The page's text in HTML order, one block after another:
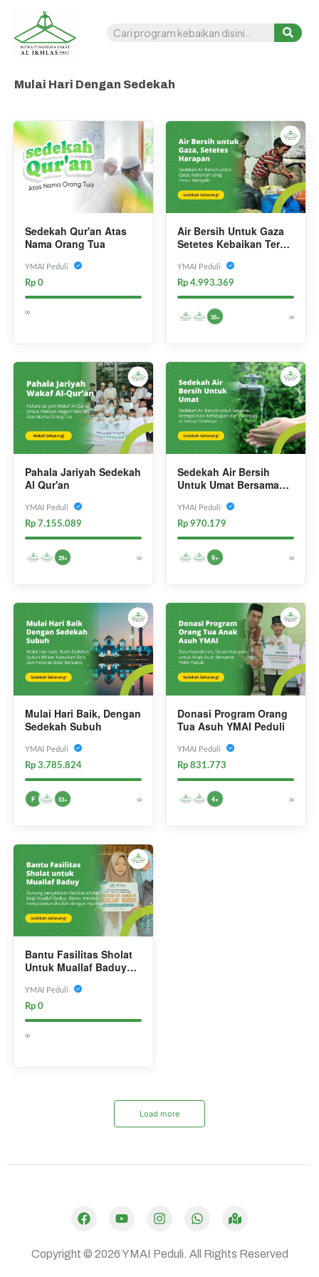
Mulai Hari Dengan Sedekah
Sedekah Qur'an Atas
Nama Orang Tua
YMAI Peduli
Rp 0
∞
Air Bersih Untuk Gaza
Setetes Kebaikan Terus
YMAI Peduli
Rp 4.993.369
35+ ∞
Pahala Jariyah Sedekah
Al Qur'an
YMAI Peduli
Rp 7.155.089
29+ ∞
Sedekah Air Bersih
Untuk Umat Bersama
YMAI Peduli
Rp 970.179
9+ ∞
Mulai Hari Baik, Dengan
Sedekah Subuh
YMAI Peduli
Rp 3.785.824
F 53+ ∞
Donasi Program Orang
Tua Asuh YMAI Peduli
YMAI Peduli
Rp 831.773
4+ ∞
Bantu Fasilitas Sholat
Untuk Muallaf Baduy
Nyaman
YMAI Peduli
Rp 0
∞
Load more
Copyright © 2026YMAI Peduli. All Rights Reserved